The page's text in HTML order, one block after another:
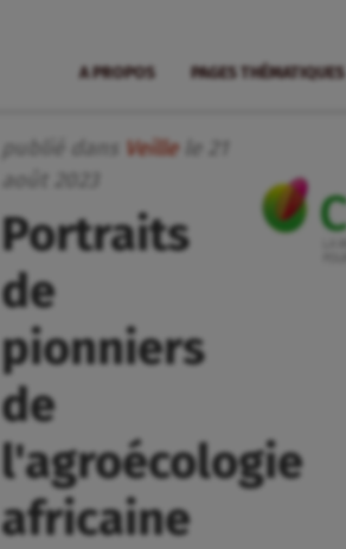
A PROPOS PAGES THÉMATIQUES
publié dans Veille le
août
Portraits
de
pionniers
de
l'agroécologie
africaine